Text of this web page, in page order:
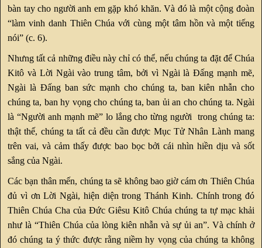
bàn tay cho người anh em gặp khó khăn. Và đó là một cộng đoàn
“làm vinh danh Thiên Chúa với cùng một tâm hồn và một tiếng
nói” (c. 6).
Nhưng tất cả những điều này chỉ có thể, nếu chúng ta đặt để Chúa
Kitô và Lời Ngài vào trung tâm, bởi vì Ngài là Đấng mạnh mẽ,
Ngài là Đấng ban sức mạnh cho chúng ta, ban kiên nhẫn cho
chúng ta, ban hy vọng cho chúng ta, ban ủi an cho chúng ta. Ngài
là “Người anh mạnh mẽ” lo lắng cho từng người trong chúng ta:
thật thế, chúng ta tất cả đều cần được Mục Tử Nhân Lành mang
trên vai, và cảm thấy được bao bọc bởi cái nhìn hiền dịu và sốt
sắng của Ngài.
Các bạn thân mến, chúng ta sẽ không bao giờ cám ơn Thiên Chúa
đủ vì ơn Lời Ngài, hiện diện trong Thánh Kinh. Chính trong đó
Thiên Chúa Cha của Đức Giêsu Kitô Chúa chúng ta tự mạc khải
như là “Thiên Chúa của lòng kiên nhẫn và sự ủi an”. Và chính ở
đó chúng ta ý thức được rằng niềm hy vọng của chúng ta không